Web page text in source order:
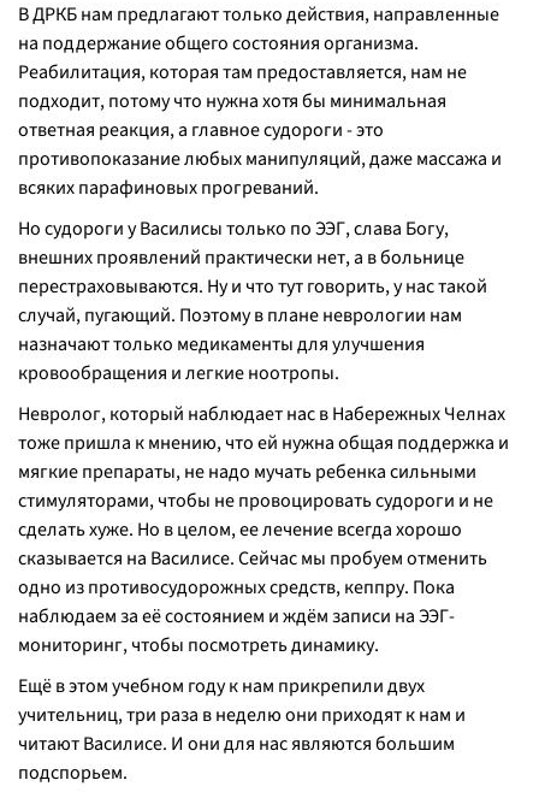
В ДРКБ нам предлагают только действия, направленные
на поддержание общего состояния организма.
Реабилитация, которая там предоставляется, нам не
подходит, потому что нужна хотя бы минимальная
ответная реакция, а главное судороги - это
противопоказание любых манипуляций, даже массажа и
всяких парафиновых прогреваний.
Но судороги у Василисы только по ЭЭГ, слава Богу,
внешних проявлений практически нет, а в больнице
перестраховываются. Ну и что тут говорить, у нас такой
случай, пугающий. Поэтому в плане неврологии нам
назначают только медикаменты для улучшения
кровообращения и легкие ноотропы.
Невролог, который наблюдает нас в Набережных Челнах
тоже пришла к мнению, что ей нужна общая поддержка и
мягкие препараты, не надо мучать ребенка сильными
стимуляторами, чтобы не провоцировать судороги и не
сделать хуже. Но в целом, ее лечение всегда хорошо
сказывается на Василисе. Сейчас мы пробуем отменить
одно из противосудорожных средств, кеппру. Пока
наблюдаем за её состоянием и ждём записи на ЭЭГ-
мониторинг, чтобы посмотреть динамику.
Ещё в этом учебном году к нам прикрепили двух
учительниц, три раза в неделю они приходят к нам и
читают Василисе. И они для нас являются большим
подспорьем.